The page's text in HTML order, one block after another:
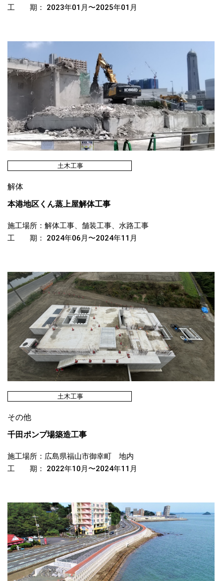
工 期： 2023年01月〜2025年01月
土木工事
解体
本港地区くん蒸上屋解体工事
施工場所：解体工事、舗装工事、水路工事
工 期： 2024年06月〜2024年11月
土木工事
その他
千田ポンプ場築造工事
施工場所：広島県福山市御幸町 地内
工 期： 2022年10月〜2024年11月